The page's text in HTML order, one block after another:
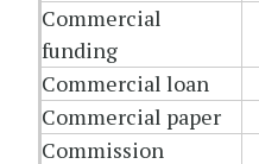
Commercial
funding
Commercial loan
Commercial paper
Commission